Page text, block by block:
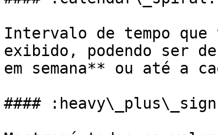
Intervalo de tempo
exibido, podendo ser de
em semana** ou até a
####